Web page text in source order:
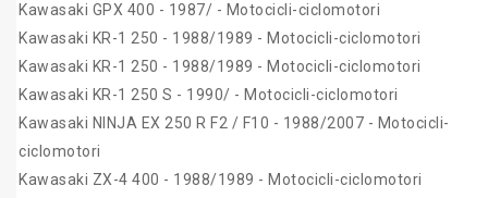
Kawasaki GPX 400 - 1987/ - Motocicli-ciclomotori
Kawasaki KR-1 250 - 1988/1989 - Motocicli-ciclomotori
Kawasaki KR-1 250 - 1988/1989 - Motocicli-ciclomotori
Kawasaki KR-1 250 S - 1990/ - Motocicli-ciclomotori
Kawasaki NINJA EX 250 R F2 / F10 - 1988/2007 - Motocicli-
ciclomotori
Kawasaki ZX-4 400 - 1988/1989 - Motocicli-ciclomotori